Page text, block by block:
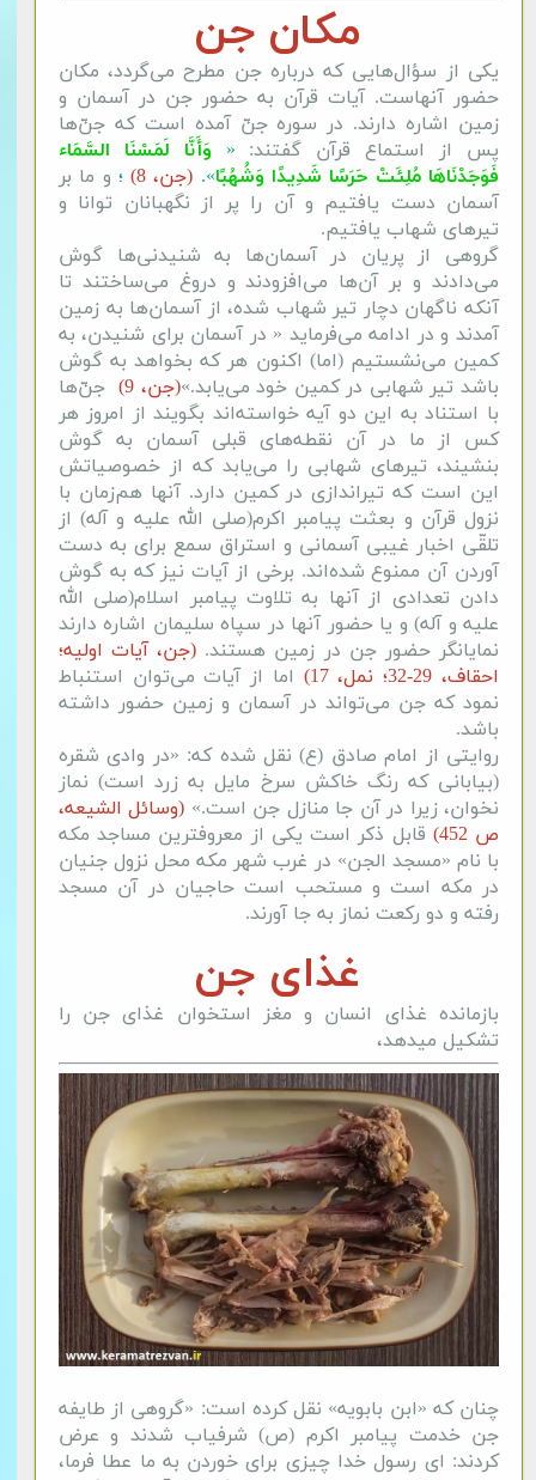
مکان جن
یکی از سؤال‌هایی که درباره‌ جن مطرح می‌گردد، مکان
حضور آنهاست. آیات قرآن به حضور جن در آسمان و
زمین اشاره دارند. در سوره جنّ آمده است که جنّ‌ها
پس از استماع قرآن گفتند: « وَأَنَّا لَمَسْنَا السَّمَاء
فَوَجَدْنَاهَا مُلِئَتْ حَرَسًا شَدِیدًا وَشُهُبًا». (جن، 8) ؛ و ما بر
آسمان دست یافتیم و آن را پر از نگهبانان توانا و
تیرهاى شهاب یافتیم.
گروهی از پریان در آسمان‌ها به شنیدنی‌ها گوش
می‌دادند و بر آن‌ها می‌افزودند و دروغ می‌ساختند تا
آنکه ناگهان دچار تیر شهاب شده، از آسمان‌ها به زمین
آمدند و در ادامه می‌فرماید « در آسمان برای شنیدن، به
کمین می‌نشستیم (اما) اکنون هر که بخواهد به گوش
باشد تیر شهابی در کمین خود می‌یابد.»(جن، 9)
جنّ‌ها
با استناد به این دو آیه خواسته‌اند بگویند از امروز هر
کس از ما در آن نقطه‌های قبلی آسمان به گوش
بنشیند، تیرهای شهابی را می‌یابد که از خصوصیاتش
این است که تیراندازی در کمین دارد. آنها هم‌زمان با
نزول قرآن و بعثت پیامبر اکرم(صلی الله علیه و آله) از
تلقّی اخبار غیبی آسمانی و استراق سمع برای به دست
آوردن آن ممنوع شده‌اند. برخی از آیات نیز که به گوش
دادن تعدادی از آنها به تلاوت پیامبر اسلام(صلی الله
علیه و آله) و یا حضور آنها در سپاه سلیمان اشاره دارند
نمایانگر حضور جن در زمین هستند. (جن، آیات اولیه؛
احقاف، 29-32؛ نمل، 17)
اما از آیات می‌توان استنباط
نمود که جن می‌تواند در آسمان و زمین حضور داشته
باشد.
روایتی از امام صادق (ع) نقل شده که: «در وادی شقره
(بیابانی که رنگ خاکش سرخ مایل به زرد است) نماز
نخوان، زیرا در آن جا منازل جن است.» (وسائل الشیعه،
ص 452)
قابل ذکر است یکی از معروفترین مساجد مکه
با نام «مسجد الجن» در غرب شهر مکه محل نزول جنیان
در مکه است و مستحب است حاجیان در آن مسجد
رفته و دو رکعت نماز به جا آورند.
غذای جن
بازمانده غذای انسان و مغز استخوان غذای جن را
تشکیل میدهد،
چنان که «ابن بابویه» نقل کرده است: «گروهی از طایفه
جن خدمت پیامبر اکرم (ص) شرفیاب شدند و عرض
کردند: ای رسول خدا چیزی برای خوردن به ما عطا فرما،